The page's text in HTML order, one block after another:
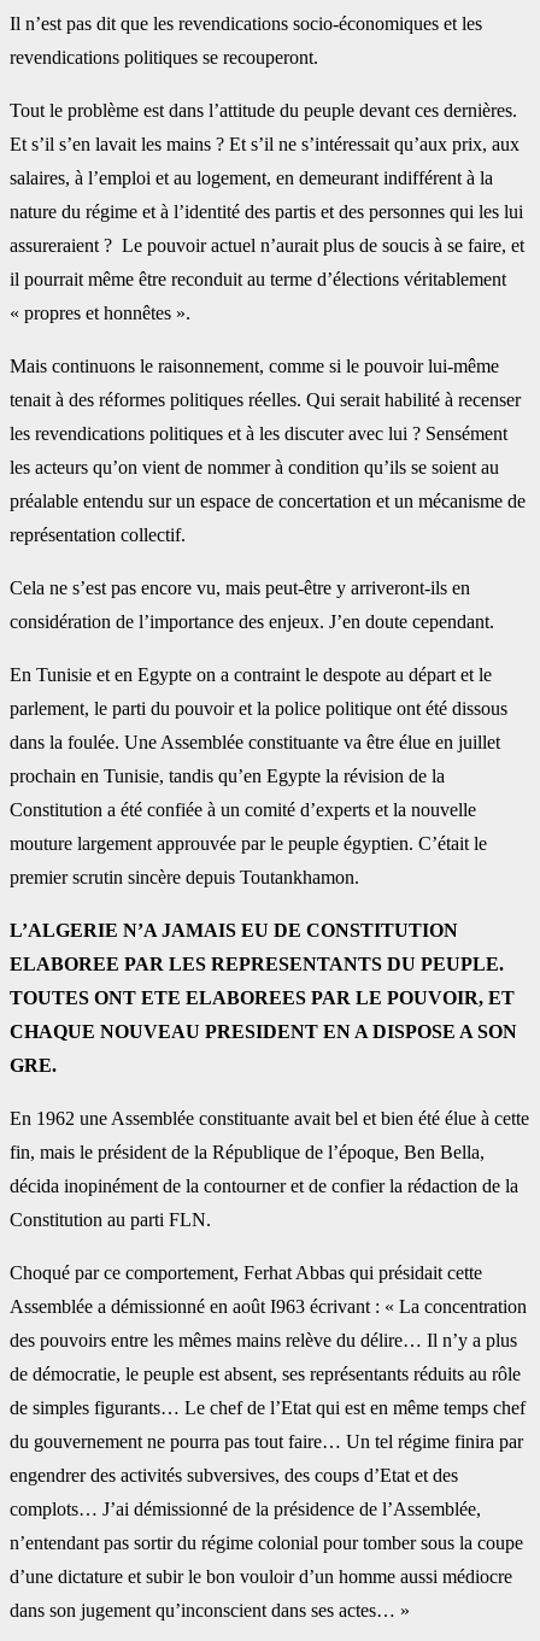
Il n’est pas dit que les revendications socio-économiques et les
revendications politiques se recouperont.
Tout le problème est dans l’attitude du peuple devant ces dernières.
Et s’il s’en lavait les mains ? Et s’il ne s’intéressait qu’aux prix, aux
salaires, à l’emploi et au logement, en demeurant indifférent à la
nature du régime et à l’identité des partis et des personnes qui les lui
assureraient ? Le pouvoir actuel n’aurait plus de soucis à se faire, et
il pourrait même être reconduit au terme d’élections véritablement
« propres et honnêtes ».
Mais continuons le raisonnement, comme si le pouvoir lui-même
tenait à des réformes politiques réelles. Qui serait habilité à recenser
les revendications politiques et à les discuter avec lui ? Sensément
les acteurs qu’on vient de nommer à condition qu’ils se soient au
préalable entendu sur un espace de concertation et un mécanisme de
représentation collectif.
Cela ne s’est pas encore vu, mais peut-être y arriveront-ils en
considération de l’importance des enjeux. J’en doute cependant.
En Tunisie et en Egypte on a contraint le despote au départ et le
parlement, le parti du pouvoir et la police politique ont été dissous
dans la foulée. Une Assemblée constituante va être élue en juillet
prochain en Tunisie, tandis qu’en Egypte la révision de la
Constitution a été confiée à un comité d’experts et la nouvelle
mouture largement approuvée par le peuple égyptien. C’était le
premier scrutin sincère depuis Toutankhamon.
L’ALGERIE N’A JAMAIS EU DE CONSTITUTION
ELABOREE PAR LES REPRESENTANTS DU PEUPLE.
TOUTES ONT ETE ELABOREES PAR LE POUVOIR, ET
CHAQUE NOUVEAU PRESIDENT EN A DISPOSE A SON
GRE.
En 1962 une Assemblée constituante avait bel et bien été élue à cette
fin, mais le président de la République de l’époque, Ben Bella,
décida inopinément de la contourner et de confier la rédaction de la
Constitution au parti FLN.
Choqué par ce comportement, Ferhat Abbas qui présidait cette
Assemblée a démissionné en août I963 écrivant : « La concentration
des pouvoirs entre les mêmes mains relève du délire… Il n’y a plus
de démocratie, le peuple est absent, ses représentants réduits au rôle
de simples figurants… Le chef de l’Etat qui est en même temps chef
du gouvernement ne pourra pas tout faire… Un tel régime finira par
engendrer des activités subversives, des coups d’Etat et des
complots… J’ai démissionné de la présidence de l’Assemblée,
n’entendant pas sortir du régime colonial pour tomber sous la coupe
d’une dictature et subir le bon vouloir d’un homme aussi médiocre
dans son jugement qu’inconscient dans ses actes… »